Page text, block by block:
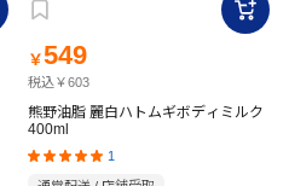
￥549
税込￥603
熊野油脂 麗白ハトムギボディミルク
400ml
1